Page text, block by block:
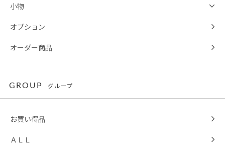
小物
オプション
オーダー商品
GROUP グループ
お買い得品
ＡＬＬ